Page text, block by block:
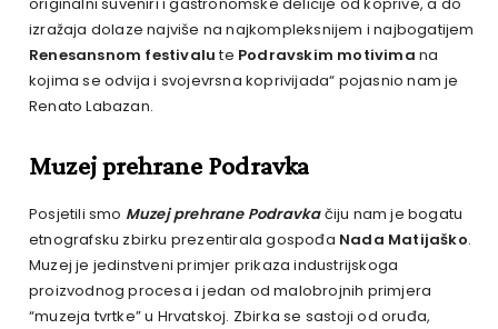
izražaja dolaze najviše na najkompleksnijem i najbogatijem
Renesansnom festivalute Podravskim motivima na
kojima se odvija i svojevrsna koprivijada“ pojasnio nam je
Renato Labazan.
Muzej prehrane Podravka
Posjetili smo Muzej prehrane Podravkačiju nam je bogatu
etnografsku zbirku prezentirala gospođa Nada Matijaško.
Muzej je jedinstveni primjer prikaza industrijskoga
proizvodnog procesa i jedan od malobrojnih primjera
“muzeja tvrtke” u Hrvatskoj. Zbirka se sastoji od oruđa,